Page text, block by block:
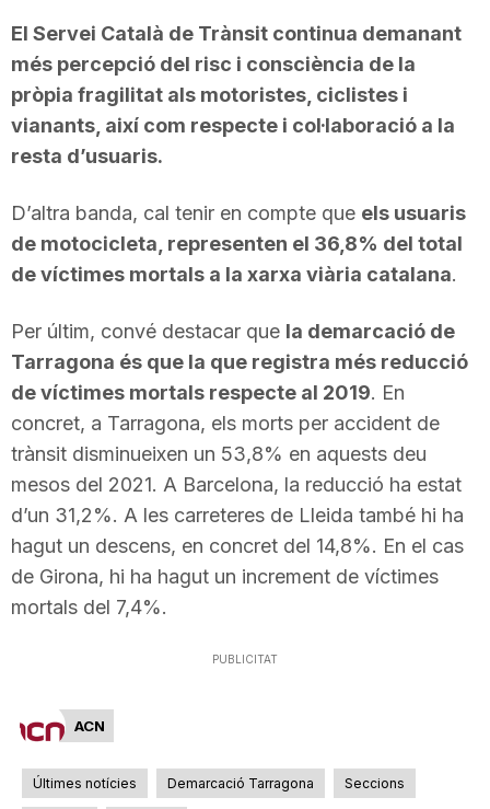
El Servei Català de Trànsit continua demanant
més percepció del risc i consciència de la
pròpia fragilitat als motoristes, ciclistes i
vianants, així com respecte i col·laboració a la
resta d’usuaris.
D’altra banda, cal tenir en compte que els usuaris
de motocicleta, representen el 36,8% del total
de víctimes mortals a la xarxa viària catalana.
Per últim, convé destacar que la demarcació de
Tarragona és que la que registra més reducció
de víctimes mortals respecte al 2019. En
concret, a Tarragona, els morts per accident de
trànsit disminueixen un 53,8% en aquests deu
mesos del 2021. A Barcelona, la reducció ha estat
d’un 31,2%. A les carreteres de Lleida també hi ha
hagut un descens, en concret del 14,8%. En el cas
de Girona, hi ha hagut un increment de víctimes
mortals del 7,4%.
PUBLICITAT
ACN
Últimes notícies Demarcació Tarragona Seccions